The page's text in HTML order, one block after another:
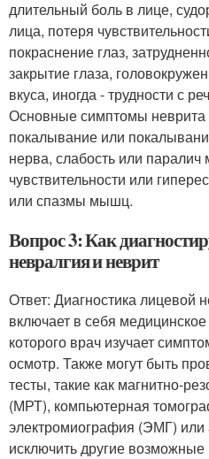
длительный боль в лице,
лица, потеря
покраснение глаз,
закрытие глаза,
вкуса, иногда - трудности с
Основные симптомы
покалывание или
нерва, слабость или
чувствительности или
или спазмы мышц.
Вопрос 3: Как
невралгия и неврит
Ответ: Диагностика лицевой
включает в себя
которого врач изучает
осмотр. Также могут быть
тесты, такие как магнитно-
(МРТ), компьютерная
электромиография (ЭМГ) или
исключить другие